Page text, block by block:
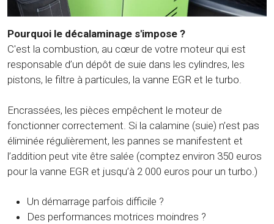
Pourquoi le décalaminage s'impose ?
C'est la combustion, au cœur de votre moteur qui est
responsable d’un dépôt de suie dans les cylindres, les
pistons, le filtre à particules, la vanne EGR et le turbo.
Encrassées, les pièces empêchent le moteur de
fonctionner correctement. Si la calamine (suie) n’est pas
éliminée régulièrement, les pannes se manifestent et
l’addition peut vite être salée (comptez environ 350 euros
pour la vanne EGR et jusqu’à 2 000 euros pour un turbo.)
Un démarrage parfois difficile ?
Des performances motrices moindres ?